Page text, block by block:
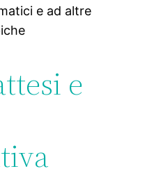
e ad altre
e